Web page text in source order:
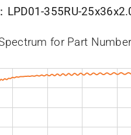
LPD01-355RU-
for Part